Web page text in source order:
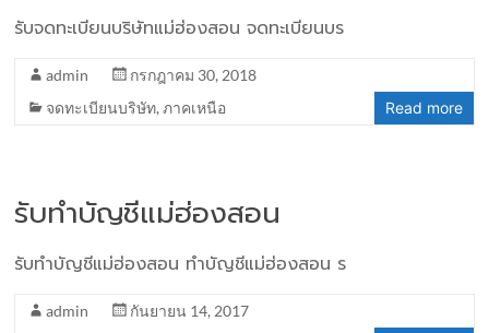
รับจดทะเบียนบริษัทแม่ฮ่องสอน จดทะเบียนบร
admin
กรกฎาคม 30, 2018
จดทะเบียนบริษัท,ภาคเหนือ Read more
รับทำบัญชีแม่ฮ่องสอน
รับทำบัญชีแม่ฮ่องสอน ทำบัญชีแม่ฮ่องสอน ร
admin
กันยายน 14, 2017